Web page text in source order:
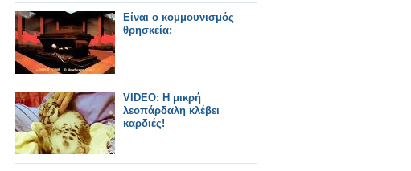
Είναι ο κομμουνισμός
θρησκεία;
VIDEO: Η μικρή
λεοπάρδαλη κλέβει
καρδιές!